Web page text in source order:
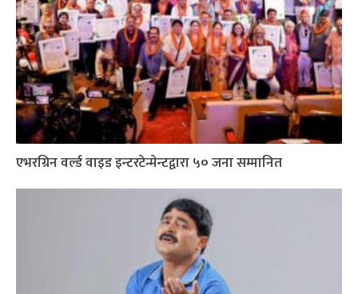
एभरग्रिन वर्ल्ड वाइड इन्टरटेन्मेन्टद्वारा ५० जना सम्मानित